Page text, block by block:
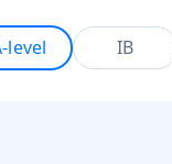
level IB